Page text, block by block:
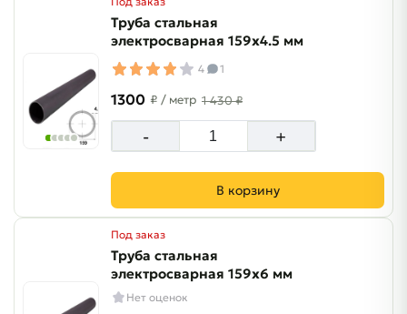
Труба стальная
электросварная 159х4.5 мм
4 1
1300 ₽ / метр 1 430 ₽
- +
В корзину
Под заказ
Труба стальная
электросварная 159х6 мм
Нет оценок